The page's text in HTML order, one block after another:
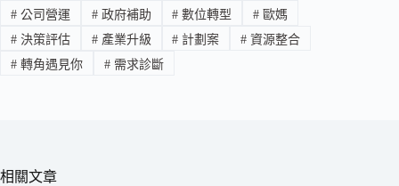
#公司營運 #政府補助 # 數位轉型 # 歐媽
#決策評估 #產業升級 # 計劃案 # 資源整合
#轉角遇見你 #需求診斷
相關文章